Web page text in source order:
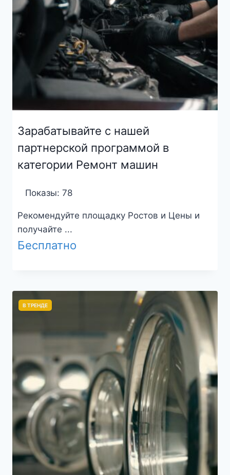
Зарабатывайте с нашей
партнерской программой в
категории Ремонт машин
Показы: 78
Рекомендуйте площадку Ростов и Цены и
получайте ...
Бесплатно
В ТРЕНДЕ